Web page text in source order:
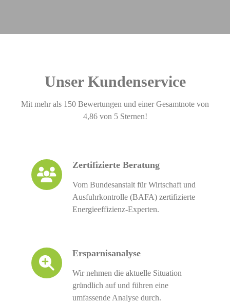
Unser Kundenservice
Mit mehr als 150 Bewertungen und einer Gesamtnote von
4,86 von 5 Sternen!
Zertifizierte Beratung
Vom Bundesanstalt für Wirtschaft und
Ausfuhrkontrolle (BAFA) zertifizierte
Energieeffizienz-Experten.
Ersparnisanalyse
Wir nehmen die aktuelle Situation
gründlich auf und führen eine
umfassende Analyse durch.